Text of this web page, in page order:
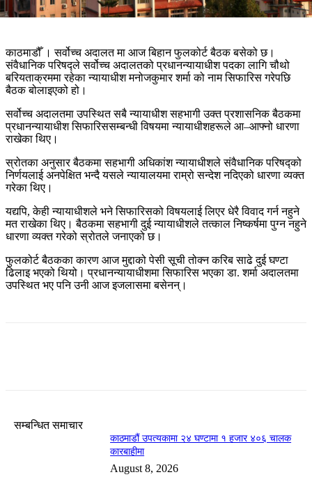
काठमाडौँ ।सर्वोच्च अदालतमा आज बिहान फुलकोर्ट बैठक बसेको छ।
संवैधानिक परिषद्ले सर्वोच्च अदालतको प्रधानन्यायाधीश पदका लागि चौथो
बरियताक्रममा रहेका न्यायाधीशमनोजकुमार शर्माको नाम सिफारिस गरेपछि
बैठक बोलाइएको हो।
सर्वोच्च अदालतमा उपस्थित सबै न्यायाधीश सहभागी उक्त प्रशासनिक बैठकमा
प्रधानन्यायाधीश सिफारिससम्बन्धी विषयमा न्यायाधीशहरूले आ–आफ्नो धारणा
राखेका थिए।
स्रोतका अनुसार बैठकमा सहभागी अधिकांश न्यायाधीशले संवैधानिक परिषद्को
निर्णयलाई अनपेक्षित भन्दै यसले न्यायालयमा राम्रो सन्देश नदिएको धारणा व्यक्त
गरेका थिए।
यद्यपि, केही न्यायाधीशले भने सिफारिसको विषयलाई लिएर धेरै विवाद गर्न नहुने
मत राखेका थिए। बैठकमा सहभागी दुई न्यायाधीशले तत्काल निष्कर्षमा पुग्न नहुने
धारणा व्यक्त गरेको स्रोतले जनाएको छ।
फुलकोर्ट बैठकका कारण आज मुद्दाको पेसी सूची तोक्न करिब साढे दुई घण्टा
ढिलाइ भएको थियो। प्रधानन्यायाधीशमा सिफारिस भएका डा. शर्मा अदालतमा
उपस्थित भए पनि उनी आज इजलासमा बसेनन्।
सम्बन्धित समाचार
काठमाडौं उपत्यकामा २४ घण्टामा १ हजार ४०६ चालक
कारबाहीमा
August 8, 2026